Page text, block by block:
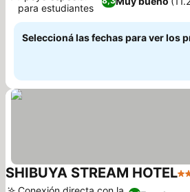
para estudiantes
Seleccioná las fechas para ver los
SHIBUYA STREAM HOTEL4